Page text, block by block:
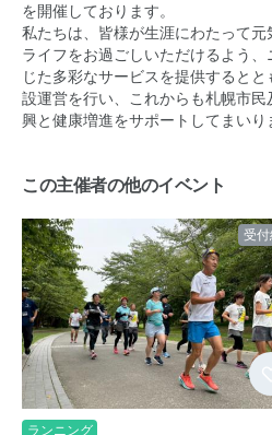
を開催しております。
私たちは、皆様が生涯にわたって
ライフをお過ごしいただけるよう
じた多彩なサービスを提供すると
設運営を行い、これからも札幌市
興と健康増進をサポートしてまいり
この主催者の他のイベント
受付
ランニング